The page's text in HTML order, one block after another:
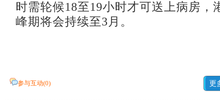
时需轮候18至19小时才可送上病房，
峰期将会持续至3月。
参与互动(0) 更